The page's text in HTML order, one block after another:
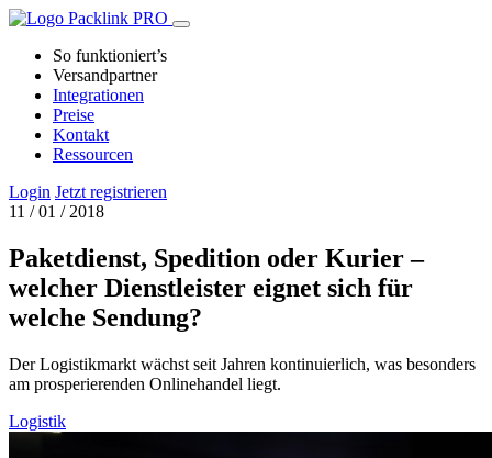
So funktioniert’s
Versandpartner
Integrationen
Preise
Kontakt
Ressourcen
Login Jetzt registrieren
11 / 01 / 2018
Paketdienst, Spedition oder Kurier –
welcher Dienstleister eignet sich für
welche Sendung?
Der Logistikmarkt wächst seit Jahren kontinuierlich, was besonders
am prosperierenden Onlinehandel liegt.
Logistik